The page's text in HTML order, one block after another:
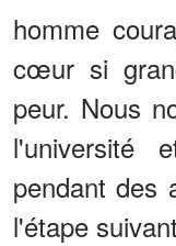
homme
cœur si
peur. Nous
l'université
pendant des
l'étape